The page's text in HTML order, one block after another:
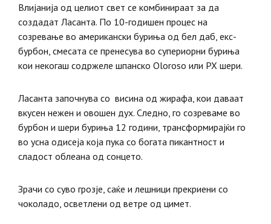
Влијанија од целиот свет се комбинираат за да
создадат Ласанта. По 10-годишен процес на
созревање во американски буриња од бел даб, екс-
бурбон, смесата се пренесува во супериорни буриња
кои некогаш содржеле шпанско Oloroso или PX шери.
Ласанта започнува со висина од жирафа, кои даваат
вкусен нежен и овошен дух. Следно, го созреваме во
бурбон и шери буриња 12 години, трансформирајќи го
во усна одисеја која пука со богата пикантност и
сладост облеана од сонцето.
Зрачи со суво грозје, саќе и лешници прекриени со
чоколадо, осветлени од ветре од цимет.